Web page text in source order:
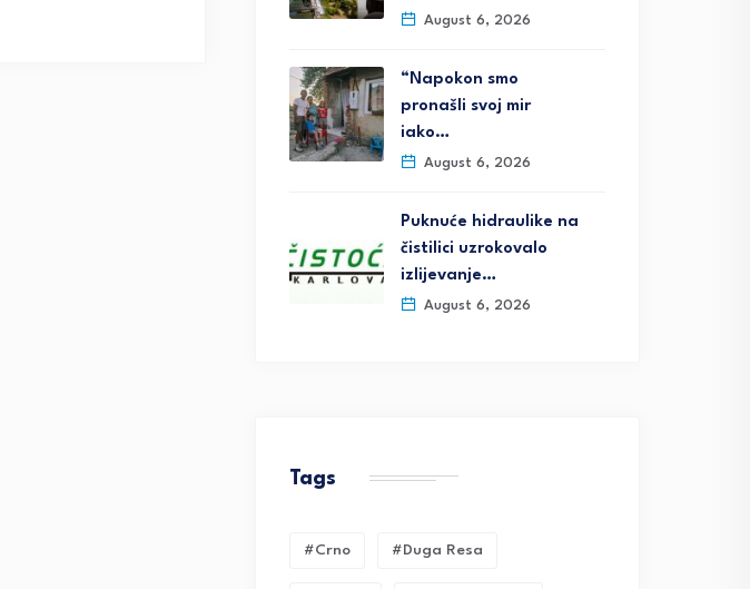
August 6, 2026
“Napokon smo
pronašli svoj mir
iako…
August 6, 2026
Puknuće hidraulike na
čistilici uzrokovalo
izlijevanje…
August 6, 2026
Tags
#crno #duga Resa